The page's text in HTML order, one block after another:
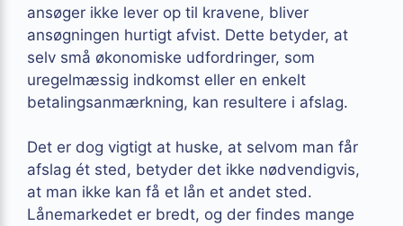
ansøger ikke lever op til kravene, bliver
ansøgningen hurtigt afvist. Dette betyder, at
selv små økonomiske udfordringer, som
uregelmæssig indkomst eller en enkelt
betalingsanmærkning, kan resultere i afslag.
Det er dog vigtigt at huske, at selvom man får
afslag ét sted, betyder det ikke nødvendigvis,
at man ikke kan få et lån et andet sted.
Lånemarkedet er bredt, og der findes mange